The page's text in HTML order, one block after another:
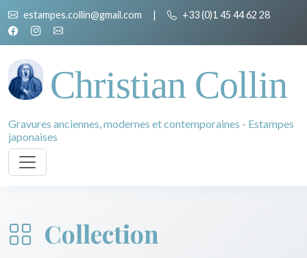
estampes.collin@gmail.com | +33 (0)1 45 44 62 28
Christian Collin
Gravures anciennes, modernes et contemporaines - Estampes
japonaises
Collection